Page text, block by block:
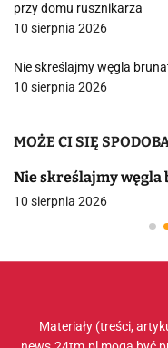
przy domu rusznikarza
10 sierpnia 2026
Nie skreślajmy węgla
10 sierpnia 2026
MOŻE CI SIĘ
Nie skreślajmy węgla
10 sierpnia 2026
Materiały (treści,